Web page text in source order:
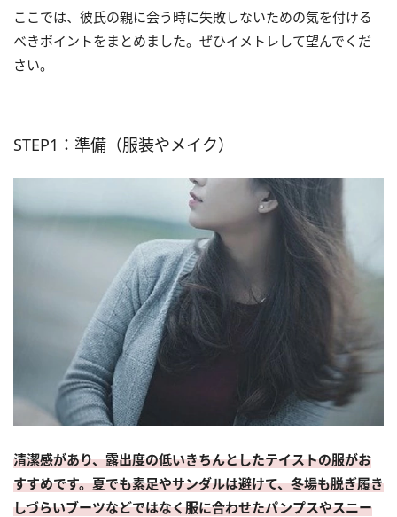
ここでは、彼氏の親に会う時に失敗しないための気を付ける
べきポイントをまとめました。ぜひイメトレして望んでくだ
さい。
STEP1：準備（服装やメイク）
清潔感があり、露出度の低いきちんとしたテイストの服がお
すすめです。夏でも素足やサンダルは避けて、冬場も脱ぎ履き
しづらいブーツなどではなく服に合わせたパンプスやスニー